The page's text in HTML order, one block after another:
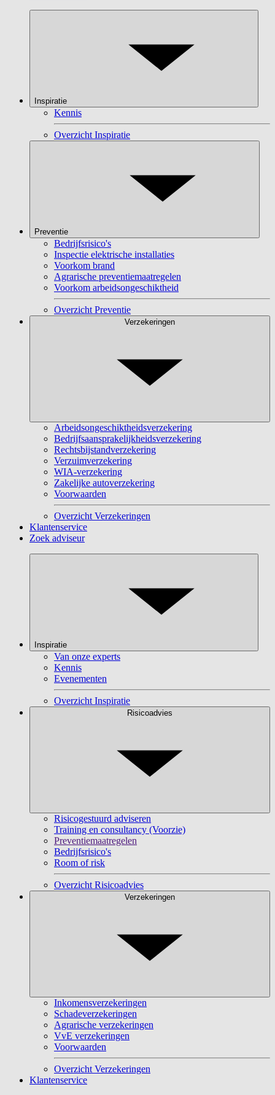
Inspiratie
Kennis
Overzicht Inspiratie
Preventie
Bedrijfsrisico's
Inspectie elektrische installaties
Voorkom brand
Agrarische preventiemaatregelen
Voorkom arbeidsongeschiktheid
Overzicht Preventie
Verzekeringen
Arbeidsongeschiktheidsverzekering
Bedrijfsaansprakelijkheidsverzekering
Rechtsbijstandverzekering
Verzuimverzekering
WIA-verzekering
Zakelijke autoverzekering
Voorwaarden
Overzicht Verzekeringen
Klantenservice
Zoek adviseur
Inspiratie
Van onze experts
Kennis
Evenementen
Overzicht Inspiratie
Risicoadvies
Risicogestuurd adviseren
Training en consultancy (Voorzie)
Preventiemaatregelen
Bedrijfsrisico's
Room of risk
Overzicht Risicoadvies
Verzekeringen
Inkomensverzekeringen
Schadeverzekeringen
Agrarische verzekeringen
VvE verzekeringen
Voorwaarden
Overzicht Verzekeringen
Klantenservice